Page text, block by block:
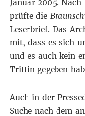
Januar 2005.
prüfte die
Leserbrief. Das
mit, dass es sich
und es auch kein
Trittin gegeben
Auch in der
Suche nach dem